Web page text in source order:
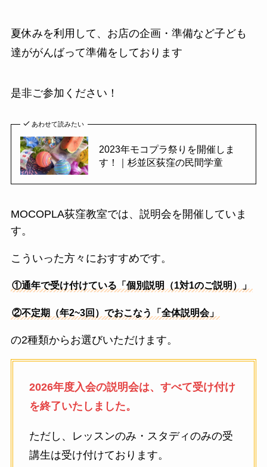
夏休みを利用して、お店の企画・準備など子ども
達ががんばって準備をしております
是非ご参加ください！
あわせて読みたい
2023年モコプラ祭りを開催しま
す！｜杉並区荻窪の民間学童
MOCOPLA荻窪教室では、説明会を開催していま
す。
こういった方々におすすめです。
①通年で受け付けている「個別説明（1対1のご説明）」
②不定期（年2~3回）でおこなう「全体説明会」
の2種類からお選びいただけます。
2026年度入会の説明会は、すべて受け付け
を終了いたしました。
ただし、レッスンのみ・スタディのみの受
講生は受け付けております。